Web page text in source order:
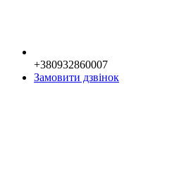
+380932860007
Замовити дзвінок